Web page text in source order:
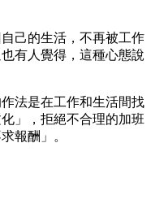
己的生活，不再被工作
有人覺得，這種心態說
法是在工作和生活間找
」，拒絕不合理的加班
報酬」。